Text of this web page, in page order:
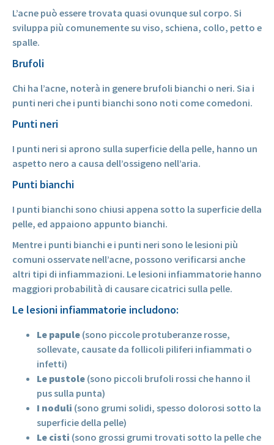
L’acne può essere trovata quasi ovunque sul corpo. Si
sviluppa più comunemente su viso, schiena, collo, petto e
spalle.
Brufoli
Chi ha l’acne, noterà in genere brufoli bianchi o neri. Sia i
punti neri che i punti bianchi sono noti come comedoni.
Punti neri
I punti neri si aprono sulla superficie della pelle, hanno un
aspetto nero a causa dell’ossigeno nell’aria.
Punti bianchi
I punti bianchi sono chiusi appena sotto la superficie della
pelle, ed appaiono appunto bianchi.
Mentre i punti bianchi e i punti neri sono le lesioni più
comuni osservate nell’acne, possono verificarsi anche
altri tipi di infiammazioni. Le lesioni infiammatorie hanno
maggiori probabilità di causare cicatrici sulla pelle.
Le lesioni infiammatorie includono:
Le papule (sono piccole protuberanze rosse,
sollevate, causate da follicoli piliferi infiammati o
infetti)
Le pustole (sono piccoli brufoli rossi che hanno il
pus sulla punta)
I noduli (sono grumi solidi, spesso dolorosi sotto la
superficie della pelle)
Le cisti (sono grossi grumi trovati sotto la pelle che